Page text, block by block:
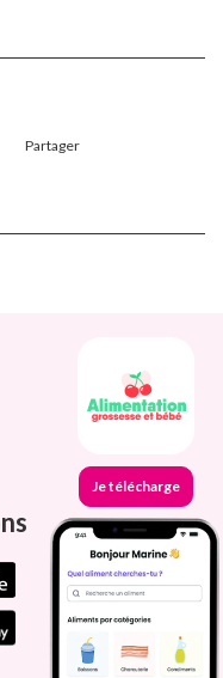
Partager
Je télécharge